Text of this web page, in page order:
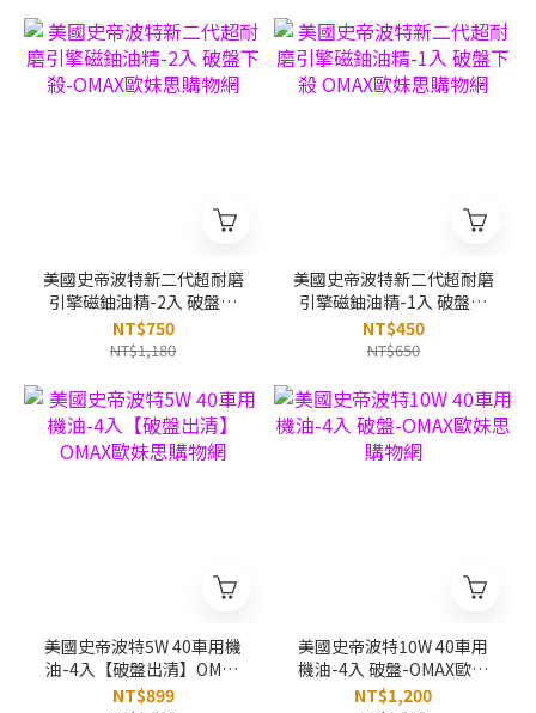
美國史帝波特新二代超耐磨
引擎磁鈾油精-2入 破盤下
殺-OMAX歐妹思購物網
NT$750
NT$1,180
美國史帝波特新二代超耐磨
引擎磁鈾油精-1入 破盤下
殺 OMAX歐妹思購物網
NT$450
NT$650
美國史帝波特5W 40車用機
油-4入【破盤出清】OMAX
歐妹思購物網
NT$899
美國史帝波特10W 40車用
機油-4入 破盤-OMAX歐妹
思購物網
NT$1,200